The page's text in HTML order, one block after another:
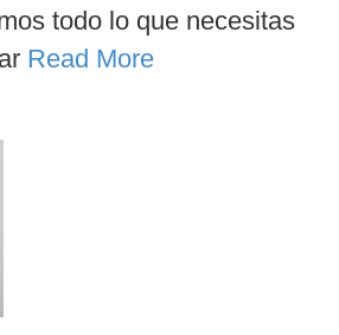
todo lo que necesitas
Read More